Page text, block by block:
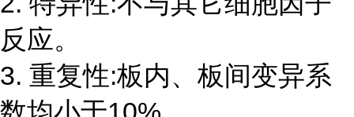
反应。
3. 重复性:板内、板间变异系